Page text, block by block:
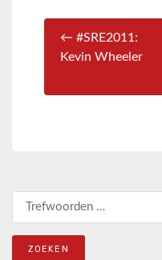
← #SRE2011:
Kevin Wheeler
Zoeken naar: